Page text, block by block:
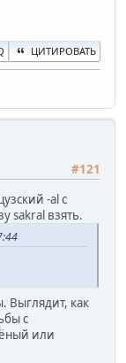
ЦИТИРОВАТЬ
#121
-al с
sakral взять.
Выглядит, как
с
или